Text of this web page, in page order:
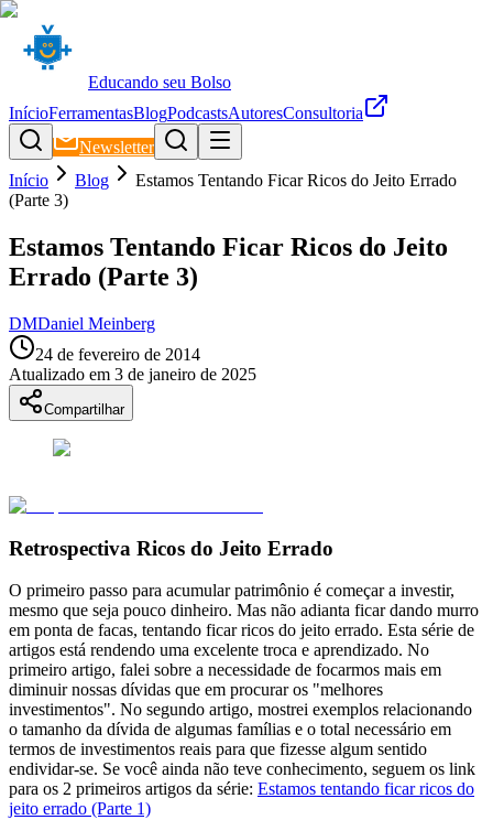
Educando seu Bolso
InícioFerramentasBlogPodcastsAutoresConsultoria
Newsletter
Início
Blog
Estamos Tentando Ficar Ricos do Jeito Errado
(Parte 3)
Estamos Tentando Ficar Ricos do Jeito
Errado (Parte 3)
DMDaniel Meinberg
24 de fevereiro de 2014
Atualizado em 3 de janeiro de 2025
Compartilhar
Retrospectiva Ricos do Jeito Errado
O primeiro passo para acumular patrimônio é começar a investir,
mesmo que seja pouco dinheiro. Mas não adianta ficar dando murro
em ponta de facas, tentando ficar ricos do jeito errado. Esta série de
artigos está rendendo uma excelente troca e aprendizado. No
primeiro artigo, falei sobre a necessidade de focarmos mais em
diminuir nossas dívidas que em procurar os "melhores
investimentos". No segundo artigo, mostrei exemplos relacionando
o tamanho da dívida de algumas famílias e o total necessário em
termos de investimentos reais para que fizesse algum sentido
endividar-se. Se você ainda não teve conhecimento, seguem os link
para os 2 primeiros artigos da série: Estamos tentando ficar ricos do
jeito errado (Parte 1)